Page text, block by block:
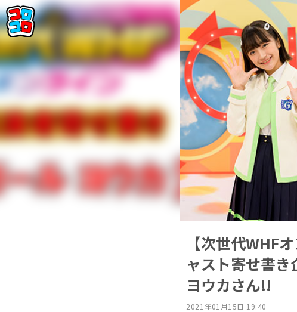
【次世代WHF
ャスト寄せ書
ヨウカさん!!
2021年01月15日 19:40